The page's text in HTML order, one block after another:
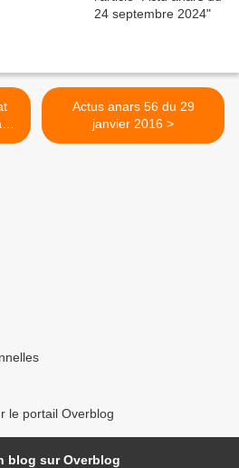
Actus anars 56 du 29
janvier 2016 >
le portail Overblog
blog sur Overblog